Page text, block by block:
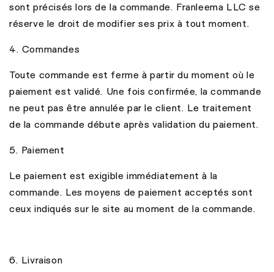
sont précisés lors de la commande. Franleema LLC se
réserve le droit de modifier ses prix à tout moment.
4. Commandes
Toute commande est ferme à partir du moment où le
paiement est validé. Une fois confirmée, la commande
ne peut pas être annulée par le client. Le traitement
de la commande débute après validation du paiement.
5. Paiement
Le paiement est exigible immédiatement à la
commande. Les moyens de paiement acceptés sont
ceux indiqués sur le site au moment de la commande.
6. Livraison